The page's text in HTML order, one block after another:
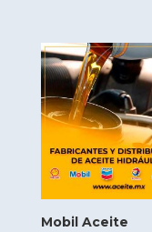
Mobil Aceite